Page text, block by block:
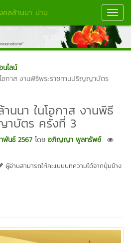
คลล้านนา น่าน
นไลน์
โอกาส งานพิธีพระราชทานปริญญาบัตร
นนา ในโอกาส งานพิธี
าบัตร ครั้งที่ 3
พันธ์ 2567 โดย อภิญญา พูลทรัพย์
ผู้อ่านสามารถให้คะแนนบทความได้จากปุ่มข้าง